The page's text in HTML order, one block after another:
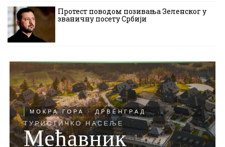
Протест поводом позивања Зеленског у
званичну посету Србији